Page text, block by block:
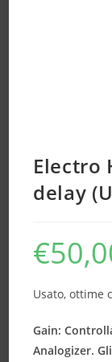
Electro
delay
€
Usato, ottime
Gain:
Analogizer.